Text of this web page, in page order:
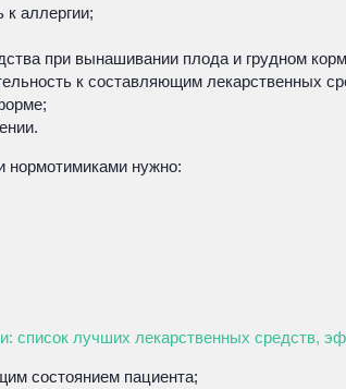
к аллергии;
при вынашивании плода и грудном
к составляющим лекарственных
нормотимиками нужно:
список лучших лекарственных средств,
состоянием пациента;